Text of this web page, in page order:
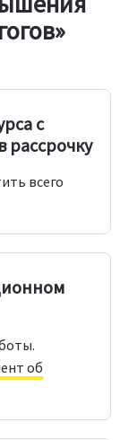
с
рассрочку
всего
об